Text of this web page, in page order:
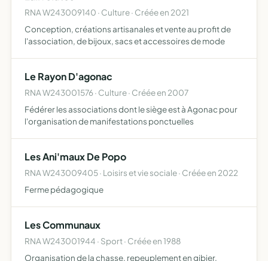
RNA W243009140 · Culture · Créée en 2021
Conception, créations artisanales et vente au profit de
l'association, de bijoux, sacs et accessoires de mode
Le Rayon D'agonac
RNA W243001576 · Culture · Créée en 2007
Fédérer les associations dont le siège est à Agonac pour
l'organisation de manifestations ponctuelles
Les Ani'maux De Popo
RNA W243009405 · Loisirs et vie sociale · Créée en 2022
Ferme pédagogique
Les Communaux
RNA W243001944 · Sport · Créée en 1988
Organisation de la chasse, repeuplement en gibier,